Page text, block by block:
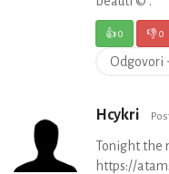
👍0 👎0
Odgovori
Hcykri
Tonight the
https://